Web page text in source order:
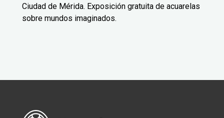
Ciudad de Mérida. Exposición gratuita de acuarelas
sobre mundos imaginados.